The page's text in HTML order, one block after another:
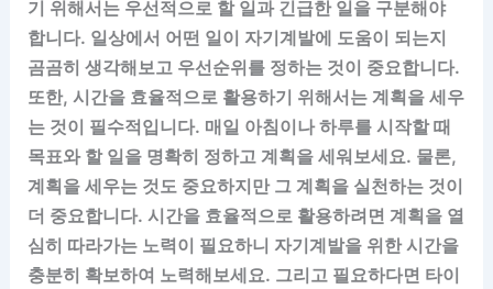
기 위해서는 우선적으로 할 일과 긴급한 일을 구분해야
합니다. 일상에서 어떤 일이 자기계발에 도움이 되는지
곰곰히 생각해보고 우선순위를 정하는 것이 중요합니다.
또한, 시간을 효율적으로 활용하기 위해서는 계획을 세우
는 것이 필수적입니다. 매일 아침이나 하루를 시작할 때
목표와 할 일을 명확히 정하고 계획을 세워보세요. 물론,
계획을 세우는 것도 중요하지만 그 계획을 실천하는 것이
더 중요합니다. 시간을 효율적으로 활용하려면 계획을 열
심히 따라가는 노력이 필요하니 자기계발을 위한 시간을
충분히 확보하여 노력해보세요. 그리고 필요하다면 타이